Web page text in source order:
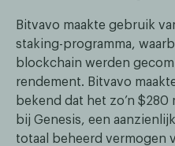
Bitvavo maakte gebruik
staking-programma,
blockchain werden
rendement. Bitvavo
bekend dat het zo’n
bij Genesis, een
totaal beheerd vermogen